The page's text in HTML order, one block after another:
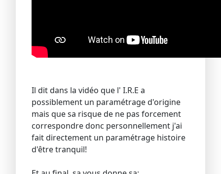
Il dit dans la vidéo que l' I.R.E a
possiblement un paramétrage d'origine
mais que sa risque de ne pas forcement
correspondre donc personnellement j'ai
fait directement un paramétrage histoire
d'être tranquil!